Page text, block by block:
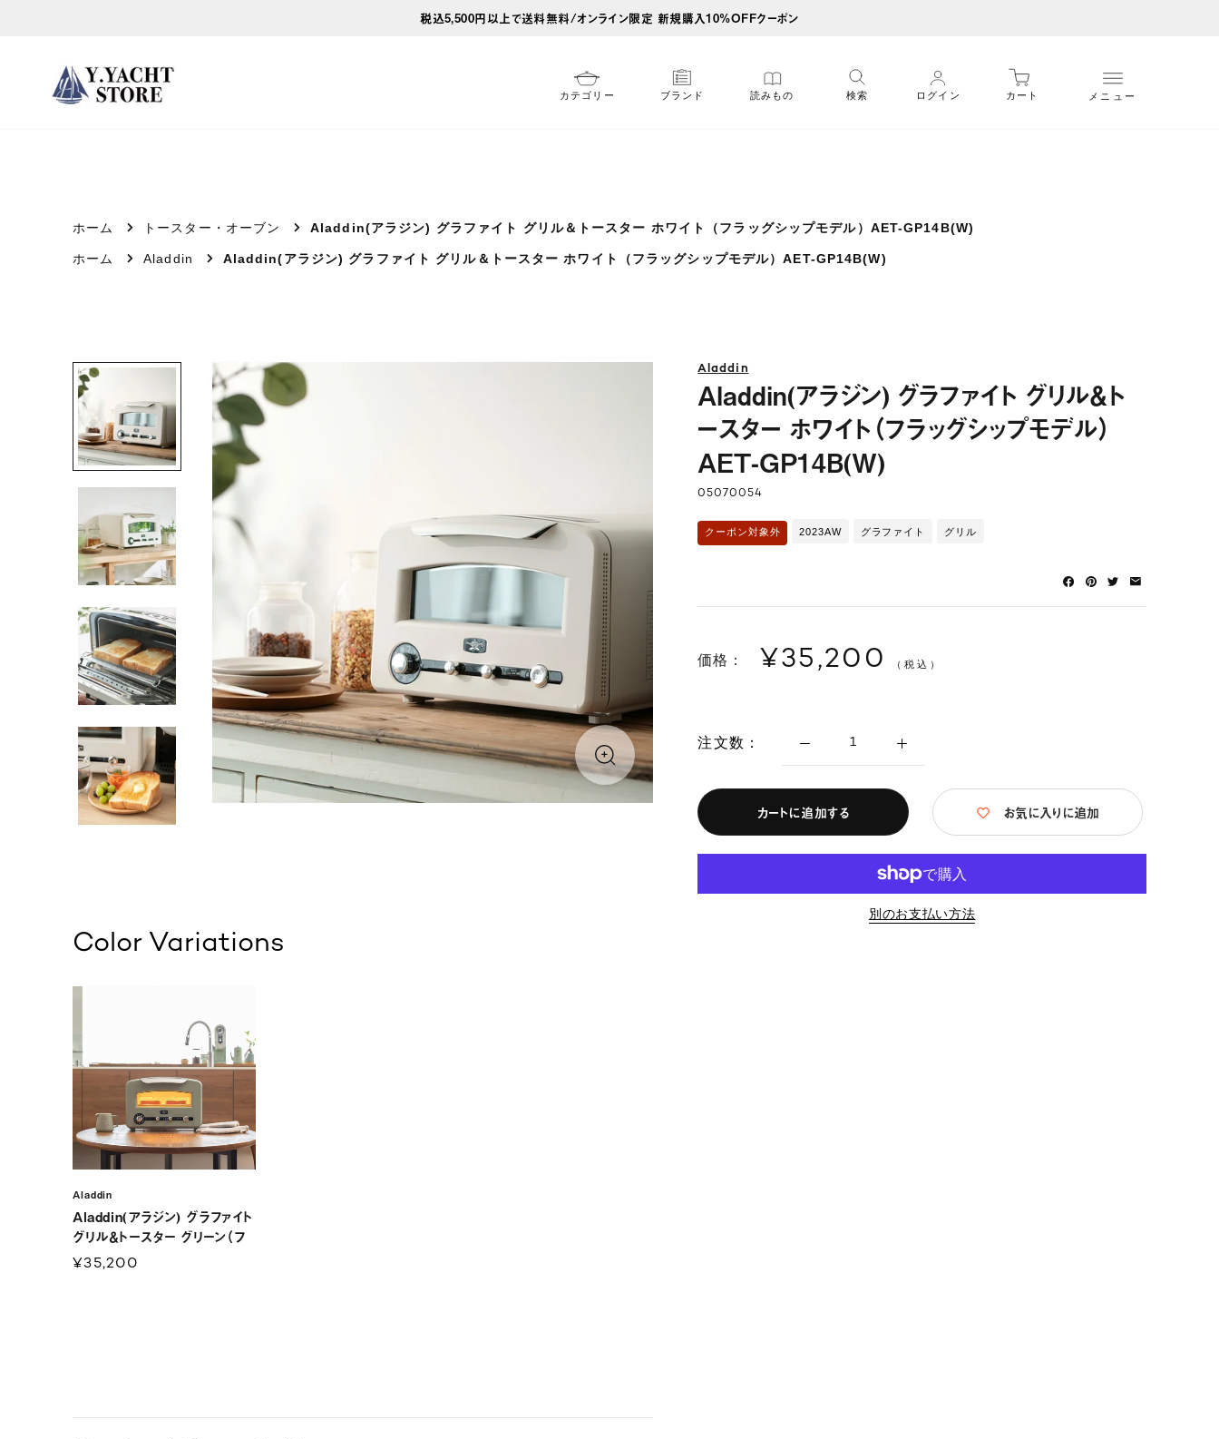
税込5,500円以上で送料無料/オンライン限定 新規購入10%OFFクーポン
カテゴリー ブランド 読みもの 検索 ログイン カート メニュー
ホーム トースター・オーブン Aladdin(アラジン) グラファイト グリル＆トースター ホワイト（フラッグシップモデル）AET-GP14B(W)
ホーム Aladdin Aladdin(アラジン) グラファイト グリル＆トースター ホワイト（フラッグシップモデル）AET-GP14B(W)
Aladdin
Aladdin(アラジン) グラファイト グリル＆ト
ースター ホワイト（フラッグシップモデル）
AET-GP14B(W)
05070054
クーポン対象外 2023AW グラファイト グリル
価格： ¥35,200 （税込）
注文数：
カートに追加する お気に入りに追加
別のお支払い方法
Color Variations
Aladdin
Aladdin(アラジン) グラファイト
グリル＆トースター グリーン（フ
ラッグシップモデル）AET-
GP14B(G)
¥35,200